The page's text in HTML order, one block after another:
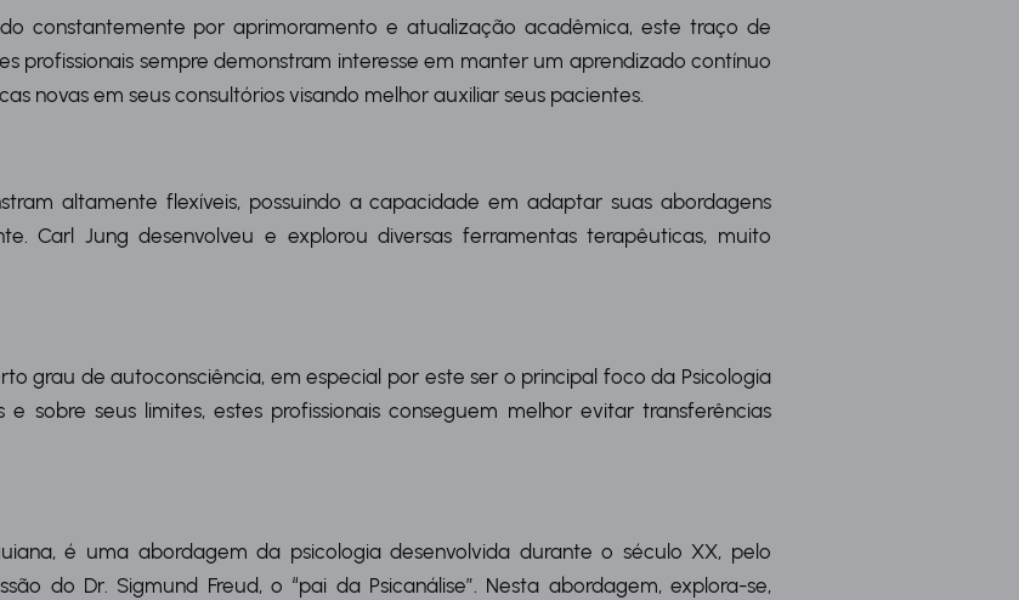
constantemente por aprimoramento e atualização acadêmica, este traço de
profissionais sempre demonstram interesse em manter um aprendizado contínuo
novas em seus consultórios visando melhor auxiliar seus pacientes.
altamente flexíveis, possuindo a capacidade em adaptar suas abordagens
Carl Jung desenvolveu e explorou diversas ferramentas terapêuticas, muito
grau de autoconsciência, em especial por este ser o principal foco da Psicologia
sobre seus limites, estes profissionais conseguem melhor evitar transferências
é uma abordagem da psicologia desenvolvida durante o século XX, pelo
do Dr. Sigmund Freud, o “pai da Psicanálise”. Nesta abordagem, explora-se,